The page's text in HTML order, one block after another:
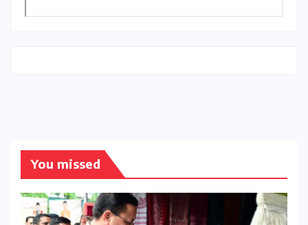
You missed